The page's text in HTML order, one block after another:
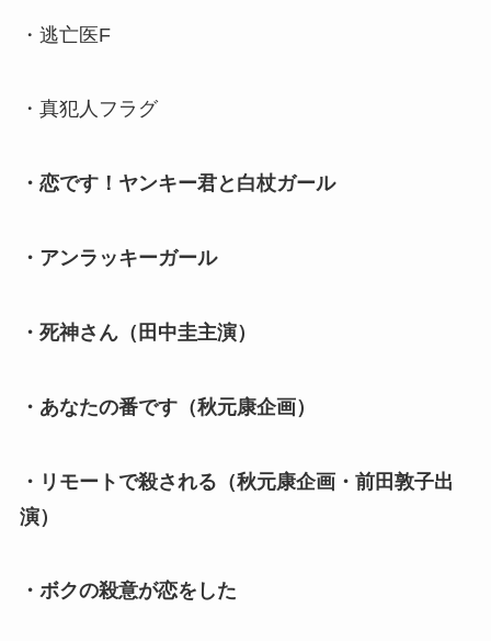
・逃亡医F
・真犯人フラグ
・恋です！ヤンキー君と白杖ガール
・アンラッキーガール
・死神さん（田中圭主演）
・あなたの番です（秋元康企画）
・リモートで殺される（秋元康企画・前田敦子出
演）
・ボクの殺意が恋をした